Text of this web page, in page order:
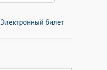
Электронный билет